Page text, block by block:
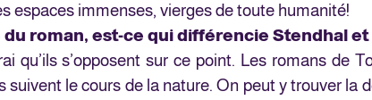
espaces immenses, vierges de toute humanité!
du roman, est-ce qui différencie Stendhal
qu’ils s’opposent sur ce point. Les romans de
suivent le cours de la nature. On peut y trouver la